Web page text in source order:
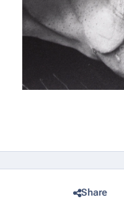
Share